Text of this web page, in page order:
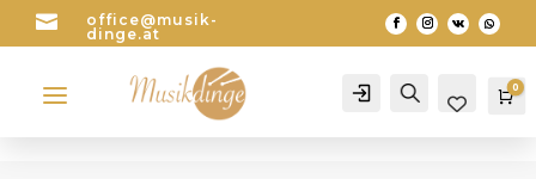

office@musik-
dinge.at
a Account Search 0